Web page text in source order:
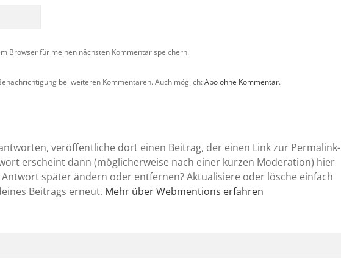
Browser für meinen nächsten Kommentar speichern.
bei weiteren Kommentaren. Auch möglich: Abo ohne Kommentar.
veröffentliche dort einen Beitrag, der einen Link zur Permalink-
erscheint dann (möglicherweise nach einer kurzen Moderation) hier
später ändern oder entfernen? Aktualisiere oder lösche einfach
Beitrags erneut. Mehr über Webmentions erfahren